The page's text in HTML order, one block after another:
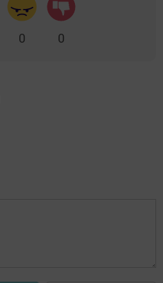
0 0